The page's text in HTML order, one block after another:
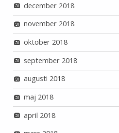
december 2018
november 2018
oktober 2018
september 2018
augusti 2018
maj 2018
april 2018